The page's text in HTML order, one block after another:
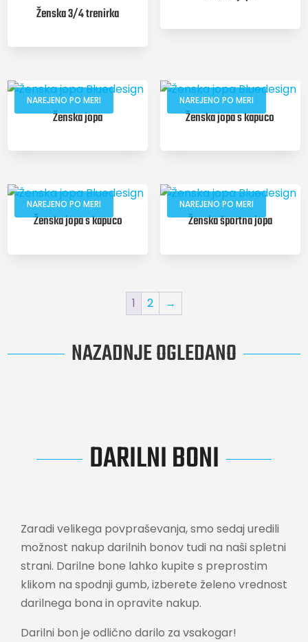
Ženska 3/4 trenirka
NAREJENO PO MERI
Ženska jopa
NAREJENO PO MERI
Ženska jopa s kapuco
NAREJENO PO MERI
Ženska jopa s kapuco
NAREJENO PO MERI
Ženska športna jopa
1 2 →
NAZADNJE OGLEDANO
DARILNI BONI
Zaradi velikega povpraševanja, smo sedaj uredili
možnost nakup darilnih bonov tudi na naši spletni
strani. Darilne bone lahko kupite s preprostim
klikom na spodnji gumb, izberete želeno vrednost
darilnega bona in opravite nakup.
Darilni bon je odlično darilo za vsakogar!